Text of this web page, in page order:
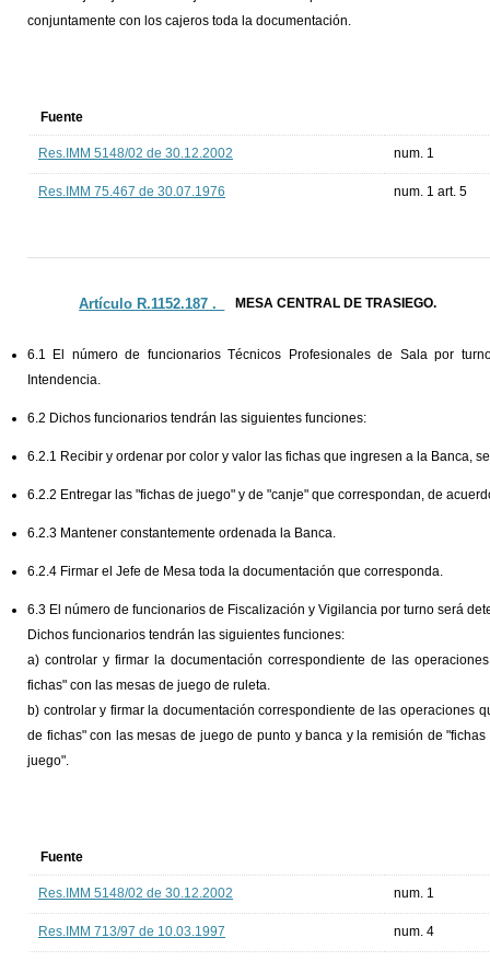
conjuntamente con los cajeros toda la documentación.
Fuente
Res.IMM 5148/02 de 30.12.2002 num. 1
Res.IMM 75.467 de 30.07.1976 num. 1 art. 5
Artículo R.1152.187 ._ MESA CENTRAL DE TRASIEGO.
6.1 El número de funcionarios Técnicos Profesionales de Sala por
Intendencia.
6.2 Dichos funcionarios tendrán las siguientes funciones:
6.2.1 Recibir y ordenar por color y valor las fichas que ingresen a la Banca,
6.2.2 Entregar las "fichas de juego" y de "canje" que correspondan, de
6.2.3 Mantener constantemente ordenada la Banca.
6.2.4 Firmar el Jefe de Mesa toda la documentación que corresponda.
6.3 El número de funcionarios de Fiscalización y Vigilancia por turno será
Dichos funcionarios tendrán las siguientes funciones:
a) controlar y firmar la documentación correspondiente de las
fichas" con las mesas de juego de ruleta.
b) controlar y firmar la documentación correspondiente de las operaciones
de fichas" con las mesas de juego de punto y banca y la remisión de
juego".
Fuente
Res.IMM 5148/02 de 30.12.2002 num. 1
Res.IMM 713/97 de 10.03.1997 num. 4